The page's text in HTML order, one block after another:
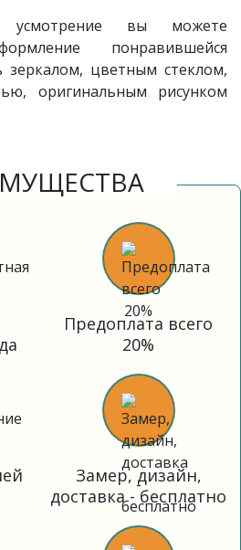
вы можете
понравившейся
зеркалом, цветным стеклом,
оригинальным рисунком
Предоплата всего
20%
Замер, дизайн,
доставка - бесплатно